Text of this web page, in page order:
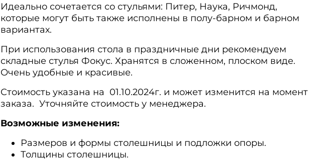
Идеально сочетается со стульями: Питер, Наука, Ричмонд,
которые могут быть также исполнены в полу-барном и барном
вариантах.
При использования стола в праздничные дни рекомендуем
складные стулья Фокус. Хранятся в сложенном, плоском виде.
Очень удобные и красивые.
Стоимость указана на 01.10.2024г. и может изменится на момент
заказа. Уточняйте стоимость у менеджера.
Возможные изменения:
Размеров и формы столешницы и подложки опоры.
Толщины столешницы.